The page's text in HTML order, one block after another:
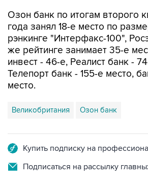
Озон банк по итогам второго
года занял 18-е место по
рэнкинге "Интерфакс-100",
же рейтинге занимает 35-е
инвест - 46-е, Реалист банк -
Телепорт банк - 155-е место,
место.
Великобритания Озон банк
Купить подписку на
Подписаться на рассылку